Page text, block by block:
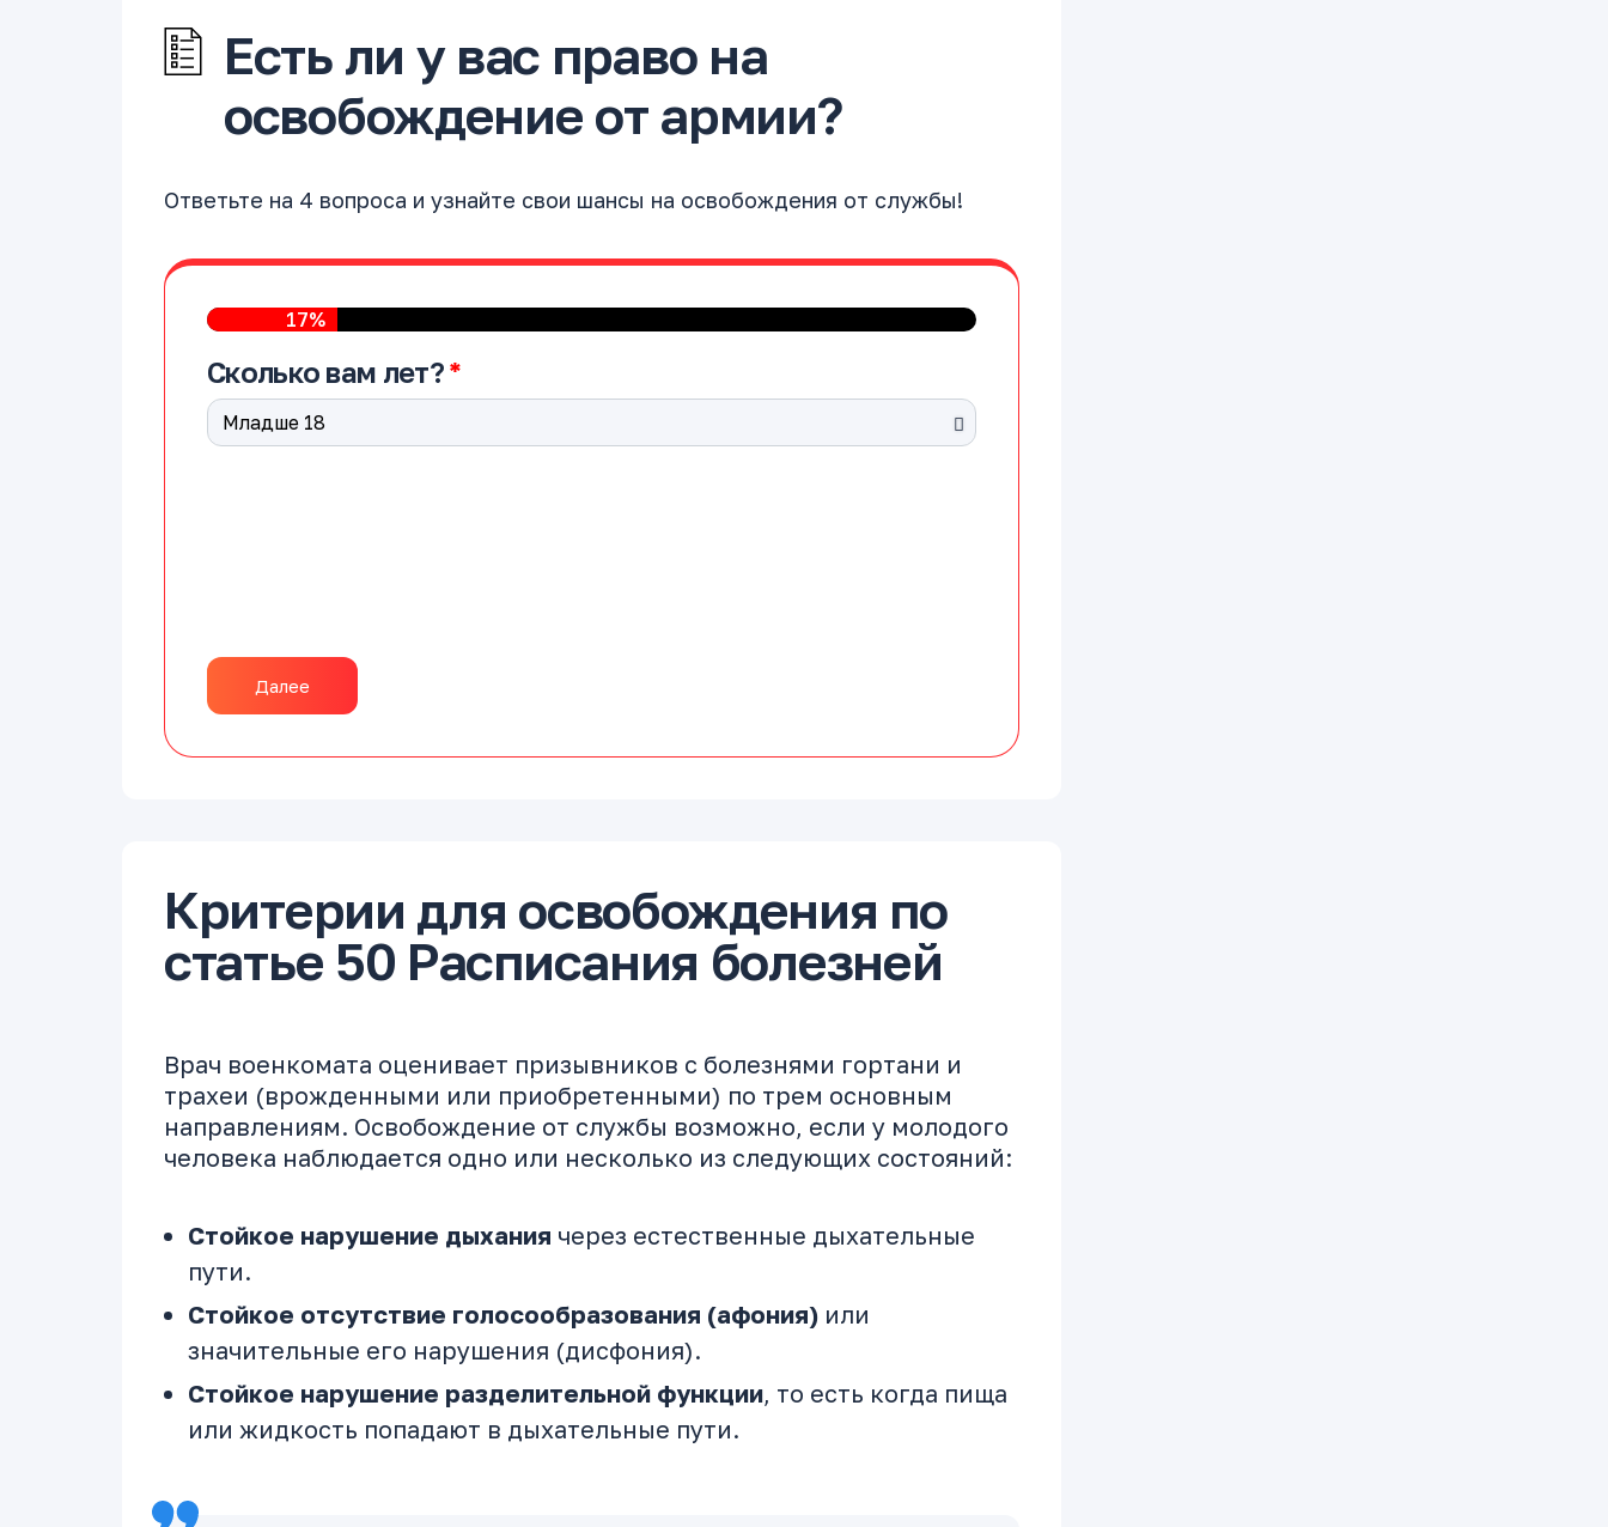
Есть ли у вас право на
освобождение от армии?
Ответьте на 4 вопроса и узнайте свои шансы на освобождения от службы!
17%
Сколько вам лет?
Далее
Критерии для освобождения по
статье 50 Расписания болезней
Врач военкомата оценивает призывников с болезнями гортани и
трахеи (врожденными или приобретенными) по трем основным
направлениям. Освобождение от службы возможно, если у молодого
человека наблюдается одно или несколько из следующих состояний:
Стойкое нарушение дыхания через естественные дыхательные
пути.
Стойкое отсутствие голосообразования (афония) или
значительные его нарушения (дисфония).
Стойкое нарушение разделительной функции, то есть когда пища
или жидкость попадают в дыхательные пути.